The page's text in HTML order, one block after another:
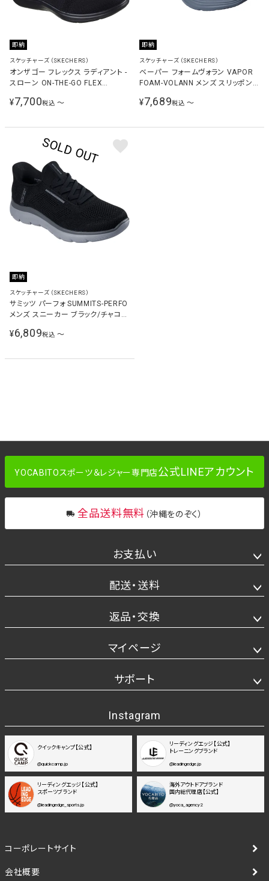
即納
スケッチャーズ（SKECHERS）
オンザゴー フレックス ラディアント -
スローン ON-THE-GO FLEX
ーカー 138435
¥7,700税込 〜
即納
スケッチャーズ（SKECHERS）
ベーパー フォームヴォラン VAPOR
FOAM-VOLANN メンズ スリッポン
¥7,689税込 〜
即納
スケッチャーズ（SKECHERS）
サミッツ パーフォ SUMMITS-PERFO
メンズ スニーカー ブラック/チャコー
¥6,809税込 〜
YOCABITOスポーツ＆レジャー専門店公式LINEアカウント
全品送料無料 （沖縄をのぞく）
お支払い
配送・送料
返品・交換
マイページ
サポート
Instagram
クイックキャンプ【公式】
@quickcamp.jp
リーディングエッジ【公式】
トレーニングブランド
@leadingedge.jp
リーディングエッジ【公式】
スポーツブランド
@leadingedge_sports.jp
海外アウトドアブランド
国内総代理店【公式】
@yoca_agency2
コーポレートサイト
会社概要